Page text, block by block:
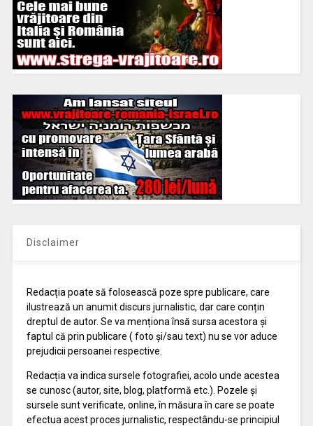
Disclaimer
Redacția poate să folosească poze spre publicare, care
ilustrează un anumit discurs jurnalistic, dar care conțin
dreptul de autor. Se va menționa însă sursa acestora și
faptul că prin publicare ( foto și/sau text) nu se vor aduce
prejudicii persoanei respective.
Redacția va indica sursele fotografiei, acolo unde acestea
se cunosc (autor, site, blog, platformă etc.). Pozele și
sursele sunt verificate, online, în măsura în care se poate
efectua acest proces jurnalistic, respectându-se principiul